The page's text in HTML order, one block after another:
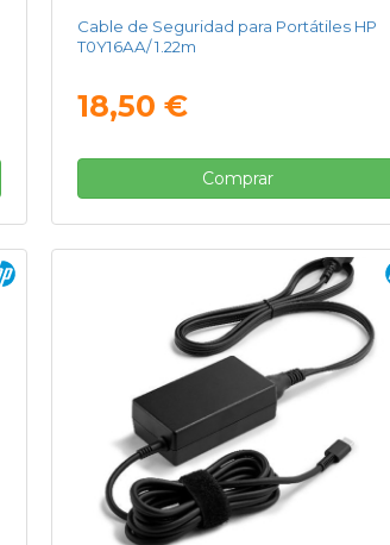
Cable de Seguridad para Portátiles HP
T0Y16AA/ 1.22m
18,50 €
Comprar